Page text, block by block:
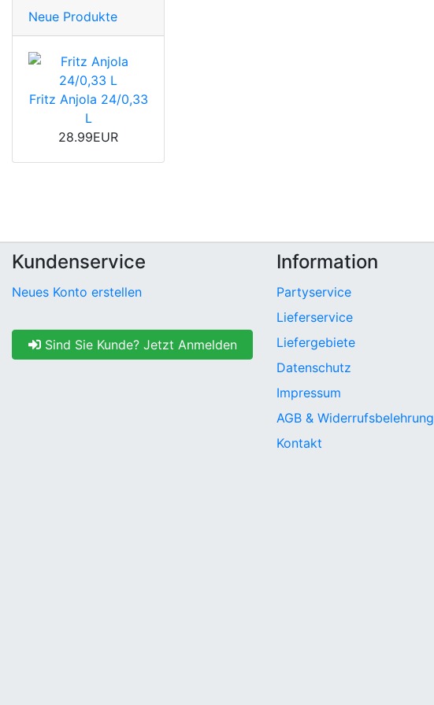
Neue Produkte
Fritz Anjola 24/0,33
L
28.99EUR
Kundenservice
Neues Konto erstellen
Sind Sie Kunde? Jetzt Anmelden
Information
Partyservice
Lieferservice
Liefergebiete
Datenschutz
Impressum
AGB & Widerrufsbelehrung
Kontakt